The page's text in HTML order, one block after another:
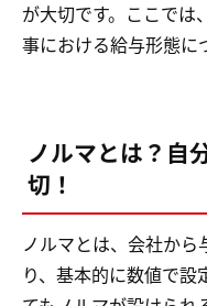
が大切です。ここでは
事における給与形態に
ノルマとは？自
切！
ノルマとは、会社から
り、基本的に数値で設